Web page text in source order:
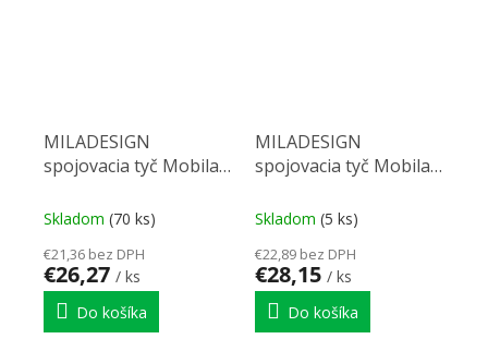
MILADESIGN
spojovacia tyč Mobilar
Skladom (70 ks)
€21,36 bez DPH
€26,27 / ks
Do košíka
MILADESIGN
spojovacia tyč Mobilar
Skladom (5 ks)
€22,89 bez DPH
€28,15 / ks
Do košíka